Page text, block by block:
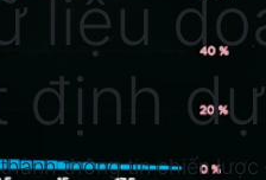
liệu
định
thông tin chiến